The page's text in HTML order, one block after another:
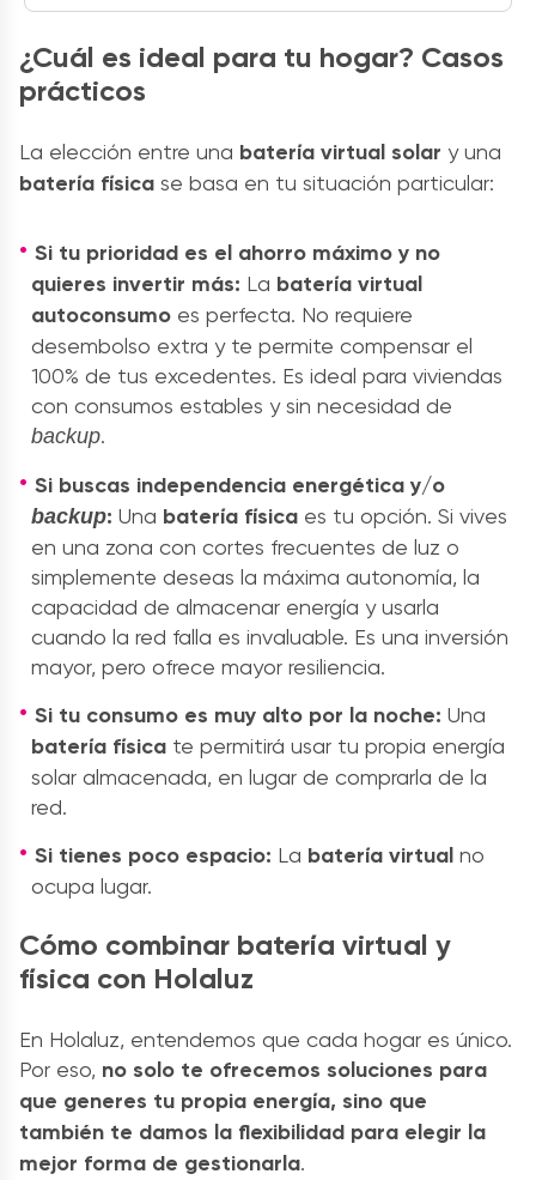
¿Cuál es ideal para tu hogar? Casos
prácticos
La elección entre una batería virtual solar y una
batería física se basa en tu situación particular:
Si tu prioridad es el ahorro máximo y no
quieres invertir más: La batería virtual
autoconsumo es perfecta. No requiere
desembolso extra y te permite compensar el
100% de tus excedentes. Es ideal para viviendas
con consumos estables y sin necesidad de
backup.
Si buscas independencia energética y/o
backup: Una batería física es tu opción. Si vives
en una zona con cortes frecuentes de luz o
simplemente deseas la máxima autonomía, la
capacidad de almacenar energía y usarla
cuando la red falla es invaluable. Es una inversión
mayor, pero ofrece mayor resiliencia.
Si tu consumo es muy alto por la noche: Una
batería física te permitirá usar tu propia energía
solar almacenada, en lugar de comprarla de la
red.
Si tienes poco espacio: La batería virtual no
ocupa lugar.
Cómo combinar batería virtual y
física con Holaluz
En Holaluz, entendemos que cada hogar es único.
Por eso, no solo te ofrecemos soluciones para
que generes tu propia energía, sino que
también te damos la flexibilidad para elegir la
mejor forma de gestionarla.